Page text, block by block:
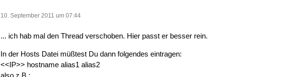
10. September 2011 um 07:44
... ich hab mal den Thread verschoben. Hier passt er besser rein.
In der Hosts Datei müßtest Du dann folgendes eintragen:
<<IP>> hostname alias1 alias2
also z.B.: